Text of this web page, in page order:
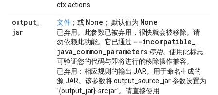
ctx.actions
output_
jar
文件 ；或 None ； 默认值为 None
已弃用 。此参数已被弃用，很快就会被移除。请
勿依赖此功能。它已通过 --incompatible_
java_common_parameters 停用。使用此标志
可验证您的代码与即将进行的移除操作兼容。
已弃用：相应规则的输出 JAR。用于命名生成的
源 JAR。该参数将 output_source_jar 参数设置为
`{output_jar}-src.jar`。请直接使用